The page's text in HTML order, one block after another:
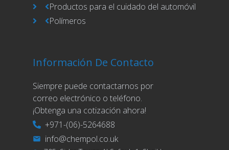
Productos para el cuidado del automóvil
Polímeros
Información De Contacto
Siempre puede contactarnos por
correo electrónico o teléfono.
¡Obtenga una cotización ahora!
+971-(06)-5264688
info@chempol.co.uk